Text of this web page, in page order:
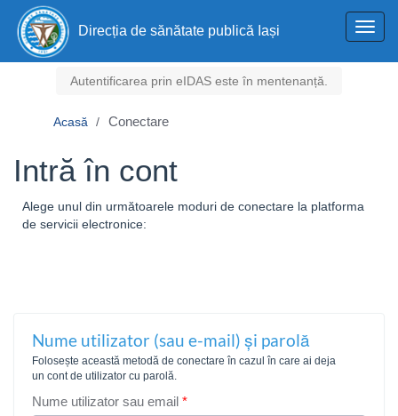
Direcția de sănătate publică Iași
Autentificarea prin eIDAS este în mentenanță.
Acasă Conectare
Intră în cont
Alege unul din următoarele moduri de conectare la platforma
de servicii electronice:
Nume utilizator (sau e-mail) și parolă
Folosește această metodă de conectare în cazul în care ai deja
un cont de utilizator cu parolă.
Nume utilizator sau email